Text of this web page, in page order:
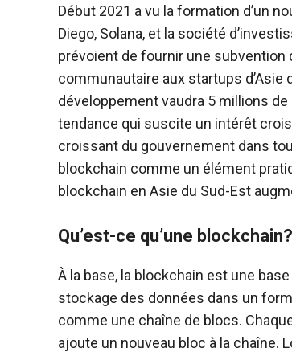
Début 2021 a vu la formation d’un
Diego, Solana, et la société
prévoient de fournir une
communautaire aux startups d’Asie
développement vaudra 5 millions
tendance qui suscite un intérêt
croissant du gouvernement dans
blockchain comme un élément
blockchain en Asie du Sud-Est
Qu’est-ce qu’une blockchain?
À la base, la blockchain est une
stockage des données dans un
comme une chaîne de blocs.
ajoute un nouveau bloc à la chaîne.